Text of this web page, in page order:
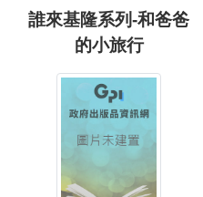
誰來基隆系列-和爸爸
的小旅行